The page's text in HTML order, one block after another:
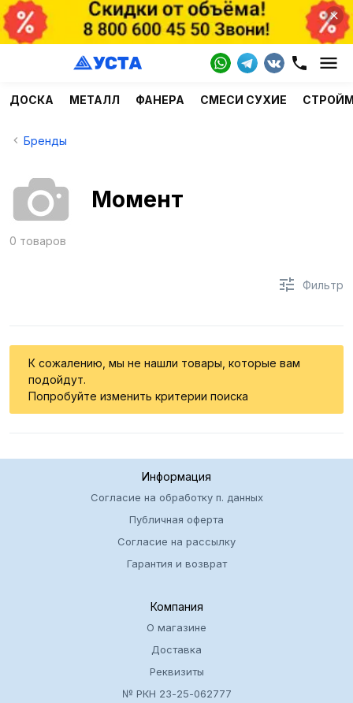
ДОСКА МЕТАЛЛ ФАНЕРА СМЕСИ СУХИЕ
Бренды
Момент
0 товаров
Фильтр
К сожалению, мы не нашли товары, которые вам
подойдут.
Попробуйте изменить критерии поиска
Информация
Согласие на обработку п. данных
Публичная оферта
Согласие на рассылку
Гарантия и возврат
Компания
О магазине
Доставка
Реквизиты
№ РКН 23-25-062777